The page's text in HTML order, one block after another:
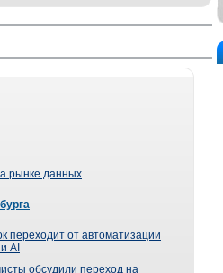
рынке данных
переходит от автоматизации
AI
обсудили переход на